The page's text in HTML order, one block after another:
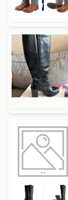
Duurzame deal